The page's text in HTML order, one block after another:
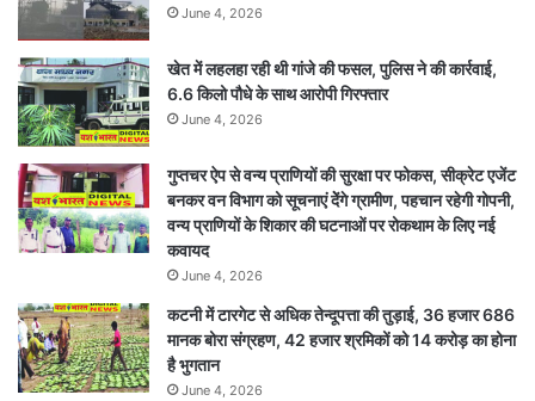
June 4, 2026
खेत में लहलहा रही थी गांजे की फसल, पुलिस ने की कार्रवाई,
6.6 किलो पौधे के साथ आरोपी गिरफ्तार
June 4, 2026
गुप्तचर ऐप से वन्य प्राणियों की सुरक्षा पर फोकस, सीक्रेट एजेंट
बनकर वन विभाग को सूचनाएं देेंगे ग्रामीण, पहचान रहेगी गोपनी,
वन्य प्राणियों के शिकार की घटनाओं पर रोकथाम के लिए नई
कवायद
June 4, 2026
कटनी में टारगेट से अधिक तेन्दूपत्ता की तुड़ाई, 36 हजार 686
मानक बोरा संग्रहण, 42 हजार श्रमिकों को 14 करोड़ का होना
है भुगतान
June 4, 2026